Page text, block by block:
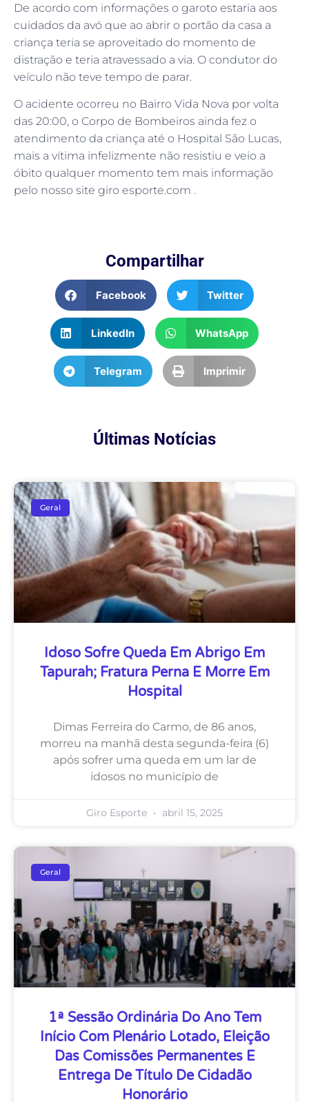
De acordo com informações o garoto estaria aos
cuidados da avó que ao abrir o portão da casa a
criança teria se aproveitado do momento de
distração e teria atravessado a via. O condutor do
veículo não teve tempo de parar.
O acidente ocorreu no Bairro Vida Nova por volta
das 20:00, o Corpo de Bombeiros ainda fez o
atendimento da criança até o Hospital São Lucas,
mais a vítima infelizmente não resistiu e veio a
óbito qualquer momento tem mais informação
pelo nosso site giro esporte.com .
Compartilhar
Facebook Twitter
LinkedIn WhatsApp
Telegram Imprimir
Últimas Notícias
Geral
Idoso Sofre Queda Em Abrigo Em
Tapurah; Fratura Perna E Morre Em
Hospital
Dimas Ferreira do Carmo, de 86 anos,
morreu na manhã desta segunda-feira (6)
após sofrer uma queda em um lar de
idosos no município de
Giro Esporte abril 15, 2025
Geral
1ª Sessão Ordinária Do Ano Tem
Início Com Plenário Lotado, Eleição
Das Comissões Permanentes E
Entrega De Título De Cidadão
Honorário